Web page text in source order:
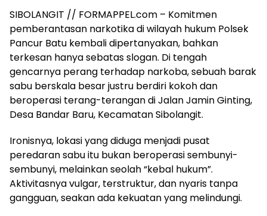
SIBOLANGIT // FORMAPPEL.com – Komitmen
pemberantasan narkotika di wilayah hukum Polsek
Pancur Batu kembali dipertanyakan, bahkan
terkesan hanya sebatas slogan. Di tengah
gencarnya perang terhadap narkoba, sebuah barak
sabu berskala besar justru berdiri kokoh dan
beroperasi terang-terangan di Jalan Jamin Ginting,
Desa Bandar Baru, Kecamatan Sibolangit.
Ironisnya, lokasi yang diduga menjadi pusat
peredaran sabu itu bukan beroperasi sembunyi-
sembunyi, melainkan seolah “kebal hukum”.
Aktivitasnya vulgar, terstruktur, dan nyaris tanpa
gangguan, seakan ada kekuatan yang melindungi.